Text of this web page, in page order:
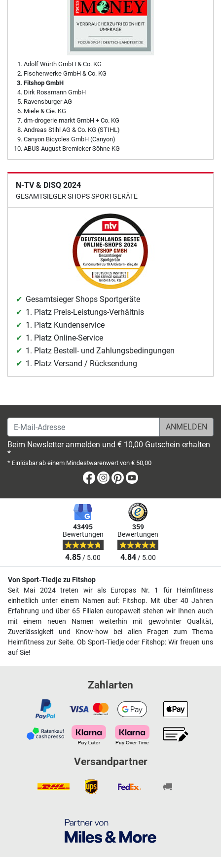
Adolf Würth GmbH & Co. KG
Fischerwerke GmbH & Co. KG
Fitshop GmbH
Dirk Rossmann GmbH
Ravensburger AG
Miele & Cie. KG
dm-drogerie markt GmbH + Co. KG
Andreas Stihl AG & Co. KG (STIHL)
Canyon Bicycles GmbH (Canyon)
ABUS August Bremicker Söhne KG
N-TV & DISQ 2024
GESAMTSIEGER SHOPS SPORTGERÄTE
Gesamtsieger Shops Sportgeräte
1. Platz Preis-Leistungs-Verhältnis
1. Platz Kundenservice
1. Platz Online-Service
1. Platz Bestell- und Zahlungsbedingungen
1. Platz Versand / Rücksendung
E-Mail-Adresse
Beim Newsletter anmelden und € 10,00 Gutschein erhalten
*
* Einlösbar ab einem Mindestwarenwert von € 50,00
Facebook
Instagram
Pinterest
43495
Bewertungen
4.85/ 5.00
359
Bewertungen
4.84/ 5.00
Von Sport-Tiedje zu Fitshop
Seit Mai 2024 treten wir als Europas Nr. 1 für Heimfitness
einheitlich unter einem Namen auf: Fitshop. Mit über 40 Jahren
Erfahrung und über 65 Filialen europaweit stehen wir Ihnen auch
mit einem neuen Namen weiterhin mit gewohnter Qualität,
Zuverlässigkeit und Know-how bei allen Fragen zum Thema
Heimfitness zur Seite. Ob Sport-Tiedje oder Fitshop: Wir freuen uns
auf Sie!
Zahlarten
Versandpartner